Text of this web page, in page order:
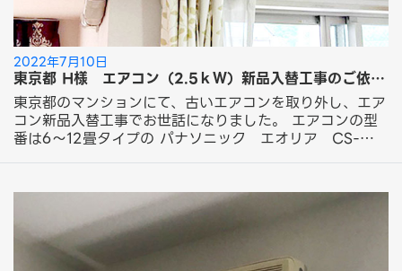
2022年7月10日
東京都 H様 エアコン（2.5ｋＷ）新品入替工事のご依頼ありがとうございました。
東京都のマンションにて、古いエアコンを取り外し、エア
コン新品入替工事でお世話になりました。 エアコンの型
番は6～12畳タイプの パナソニック エオリア CS-
252DFL です。